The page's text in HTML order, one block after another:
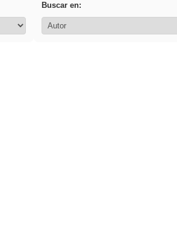
Buscar en: